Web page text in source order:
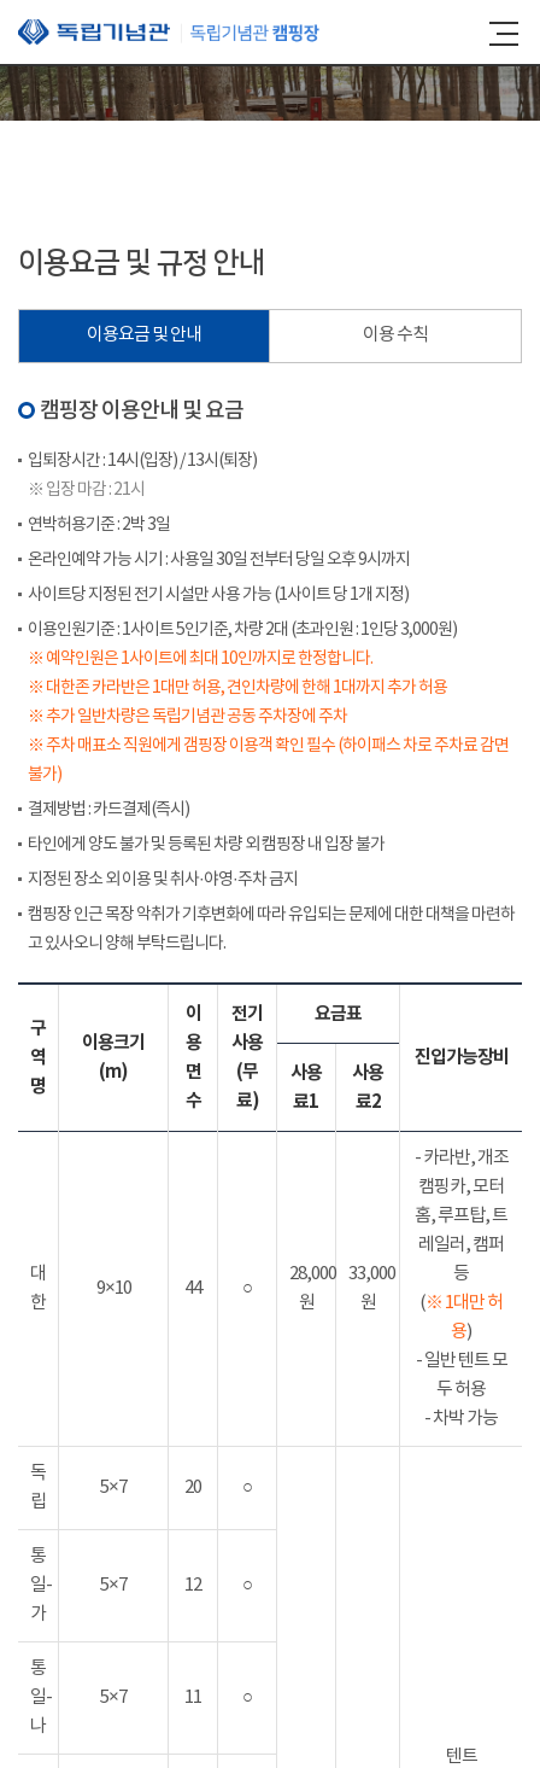
본문 바로가기
이용요금 및 규정 안내
이용요금 및 안내 이용 수칙
캠핑장 이용안내 및 요금
입퇴장시간 : 14시(입장) / 13시(퇴장)
※ 입장 마감 : 21시
연박허용기준 : 2박 3일
온라인예약 가능 시기 : 사용일 30일 전부터 당일 오후 9시까지
사이트당 지정된 전기 시설만 사용 가능 (1사이트 당 1개 지정)
이용인원기준 : 1사이트 5인기준, 차량 2대 (초과인원 : 1인당 3,000원)
※ 예약인원은 1사이트에 최대 10인까지로 한정합니다.
※ 대한존 카라반은 1대만 허용, 견인차량에 한해 1대까지 추가 허용
※ 추가 일반차량은 독립기념관 공동 주차장에 주차
※ 주차 매표소 직원에게 갬핑장 이용객 확인 필수 (하이패스 차로 주차료 감면
불가)
결제방법 : 카드결제(즉시)
타인에게 양도 불가 및 등록된 차량 외 캠핑장 내 입장 불가
지정된 장소 외 이용 및 취사·야영·주차 금지
캠핑장 인근 목장 악취가 기후변화에 따라 유입되는 문제에 대한 대책을 마련하
고 있사오니 양해 부탁드립니다.
구
역
명
이용크기
(m)
이
용
면
수
전기
사용
(무
료)
요금표
진입가능장비
사용
료1
사용
료2
대
한
9×10 44 ○
28,000
원
33,000
원
- 카라반, 개조
캠핑카, 모터
홈, 루프탑, 트
레일러, 캠퍼
등
(※ 1대만 허
용)
- 일반 텐트 모
두 허용
- 차박 가능
독
립
5×7 20 ○
텐트
통
일-
가
5×7 12 ○
통
일-
나
5×7 11 ○